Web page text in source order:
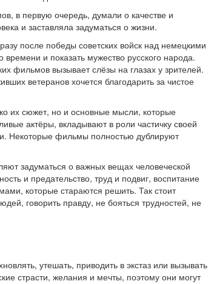
в первую очередь, думали о качестве и
и заставляла задуматься о жизни.
после победы советских войск над немецкими
и показать мужество русского народа.
фильмов вызывает слёзы на глазах у зрителей.
ветеранов хочется благодарить за чистое
их сюжет, но и основные мысли, которые
актёры, вкладывают в роли частичку своей
Некоторые фильмы полностью дублируют
задуматься о важных вещах человеческой
и предательство, труд и подвиг, воспитание
которые стараются решить. Так стоит
говорить правду, не бояться трудностей, не
утешать, приводить в экстаз или вызывать
страсти, желания и мечты, поэтому они могут